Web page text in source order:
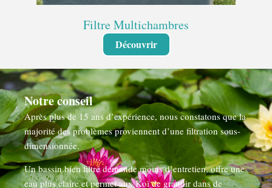
Filtre Multichambres
Découvrir
Notre conseil
Après plus de 15 ans d’expérience, nous constatons que la
majorité des problèmes proviennent d’une filtration sous-
dimensionnée.
Un bassin bien filtré demande moins d’entretien, offre une
eau plus claire et permet aux Koï de grandir dans de